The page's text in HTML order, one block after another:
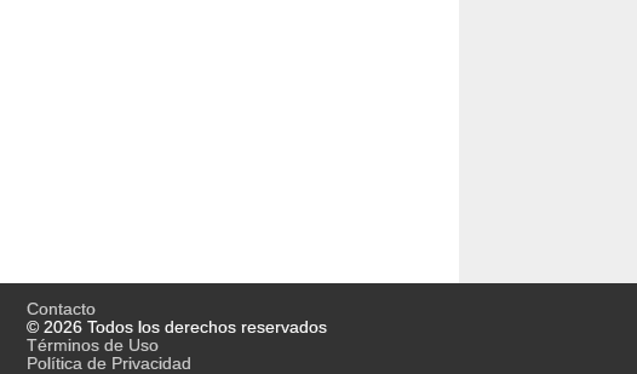
Contacto
© 2026 Todos los derechos reservados
Términos de Uso
Política de Privacidad